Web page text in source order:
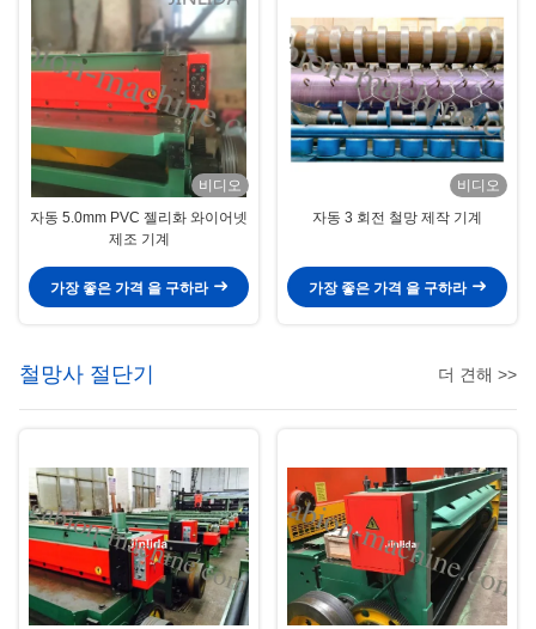
비디오
자동 5.0mm PVC 젤리화 와이어넷
제조 기계
가장 좋은 가격 을 구하라
비디오
자동 3 회전 철망 제작 기계
가장 좋은 가격 을 구하라
철망사 절단기 더 견해 >>